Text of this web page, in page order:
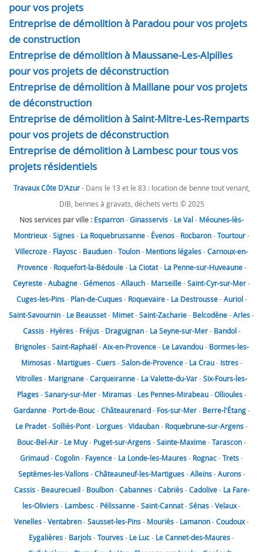
pour vos projets
Entreprise de démolition à Paradou pour vos projets
de construction
Entreprise de démolition à Maussane-Les-Alpilles
pour vos projets de déconstruction
Entreprise de démolition à Maillane pour vos projets
de déconstruction
Entreprise de démolition à Saint-Mitre-Les-Remparts
pour vos projets de déconstruction
Entreprise de démolition à Lambesc pour tous vos
projets résidentiels
Travaux Côte D'Azur- Dans le 13 et le 83 : location de benne tout venant,
DIB, bennes à gravats, déchets verts © 2025
Nos services par ville : Esparron-Ginasservis- Le Val- Méounes-lès-
Montrieux-Signes- La Roquebrussanne- Évenos- Rocbaron-Tourtour-
Villecroze- Flayosc- Bauduen-Toulon- Mentions légales-Carnoux-en-
Provence- Roquefort-la-Bédoule- La Ciotat- La Penne-sur-Huveaune-
Ceyreste-Aubagne-Gémenos-Allauch- Marseille-Saint-Cyr-sur-Mer-
Cuges-les-Pins- Plan-de-Cuques- Roquevaire- La Destrousse-Auriol-
Saint-Savournin- Le Beausset- Mimet-Saint-Zacharie- Belcodène-Arles-
Cassis- Hyères- Fréjus- Draguignan- La Seyne-sur-Mer- Bandol-
Brignoles-Saint-Raphaël-Aix-en-Provence- Le Lavandou- Bormes-les-
Mimosas- Martigues-Cuers-Salon-de-Provence- La Crau- Istres-
Vitrolles- Marignane-Carqueiranne- La Valette-du-Var-Six-Fours-les-
Plages-Sanary-sur-Mer- Miramas- Les Pennes-Mirabeau-Ollioules-
Gardanne- Port-de-Bouc-Châteaurenard- Fos-sur-Mer- Berre-l'Étang-
Le Pradet-Solliès-Pont- Lorgues-Vidauban- Roquebrune-sur-Argens-
Bouc-Bel-Air- Le Muy- Puget-sur-Argens-Sainte-Maxime-Tarascon-
Grimaud-Cogolin- Fayence- La Londe-les-Maures- Rognac-Trets-
Septèmes-les-Vallons-Châteauneuf-les-Martigues-Alleins-Aurons-
Cassis- Beaurecueil- Boulbon-Cabannes-Cabriès-Cadolive- La Fare-
les-Oliviers- Lambesc- Pélissanne-Saint-Cannat-Sénas-Velaux-
Venelles-Ventabren-Sausset-les-Pins- Mouriès- Lamanon-Coudoux-
Eygalières- Barjols-Tourves- Le Luc- Le Cannet-des-Maures-